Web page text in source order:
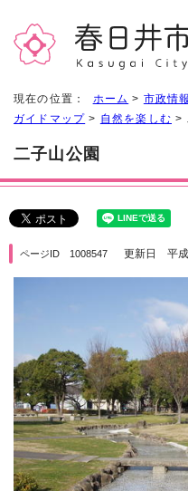
現在の位置： ホーム > 市政情報
ガイドマップ > 自然を楽しむ >
二子山公園
ページID 1008547 更新日 平成